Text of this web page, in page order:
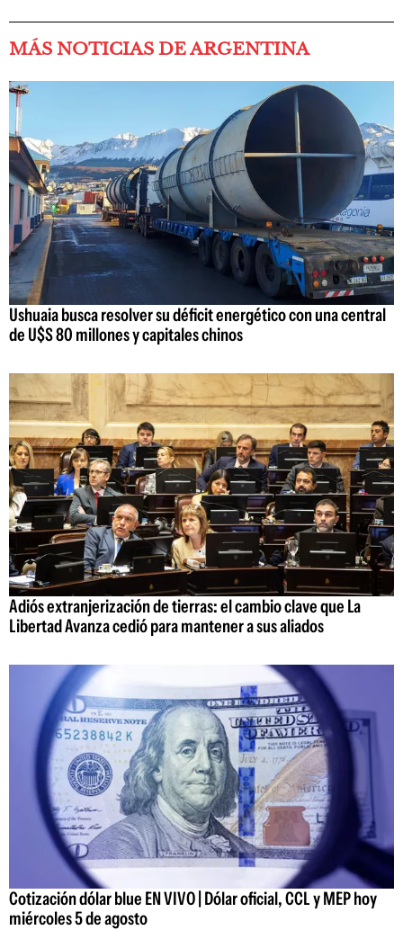
MÁS NOTICIAS DE ARGENTINA
Ushuaia busca resolver su déficit energético con una central
de U$S 80 millones y capitales chinos
Adiós extranjerización de tierras: el cambio clave que La
Libertad Avanza cedió para mantener a sus aliados
Cotización dólar blue EN VIVO | Dólar oficial, CCL y MEP hoy
miércoles 5 de agosto